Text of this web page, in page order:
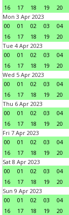
16
17 18 19 20
Mon 3 Apr 2023
00
01 02 03 04
16
17 18 19 20
Tue 4 Apr 2023
00
01 02 03 04
16
17 18 19 20
Wed 5 Apr 2023
00
01 02 03 04
16
17 18 19 20
Thu 6 Apr 2023
00
01 02 03 04
16
17 18 19 20
Fri 7 Apr 2023
00
01 02 03 04
16
17 18 19 20
Sat 8 Apr 2023
00
01 02 03 04
16
17 18 19 20
Sun 9 Apr 2023
00
01 02 03 04
16
17 18 19 20